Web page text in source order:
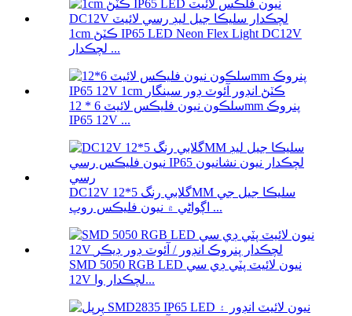
1cm ڪٽڻ IP65 LED Neon Flex Light DC12V
لچڪدار ...
سلڪون نيون فليڪس لائيٽ 6 * 12mm پنروڪ
IP65 12V ...
DC12V گلابي رنگ 5*12MM سليڪا جيل جي
اڳواڻي ۾ نيون فليڪس روپ ...
SMD 5050 RGB LED نيون لائيٽ پٽي ڊي سي
12V لچڪدار وا...